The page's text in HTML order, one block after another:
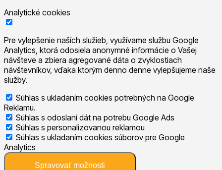
Analytické cookies
Pre vylepšenie naších služieb, využívame službu Google
Analytics, ktorá odosiela anonymné informácie o Vašej
návšteve a zbiera agregované dáta o zvyklostiach
návštevníkov, vďaka ktorým denno denne vylepšujeme naše
služby.
Súhlas s ukladaním cookies potrebných na Google
Reklamu.
Súhlas s odoslaní dát na potrebu Google Ads
Súhlas s personalizovanou reklamou
Súhlas s ukladaním cookies súborov pre Google
Analytics
Spravovať možnosti